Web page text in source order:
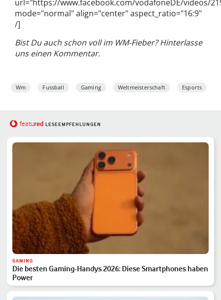
url="https://www.facebook.com/vodafoneDE/videos/
mode="normal" align="center" aspect_ratio="16:9"
/]
Bist Du auch schon voll im WM-Fieber? Hinterlasse
uns einen Kommentar.
Wm Fussball Gaming Weltmeisterschaft Esports
featured LESEEMPFEHLUNGEN
GAMING
Die besten Gaming-Handys 2026: Diese Smartphones haben
Power